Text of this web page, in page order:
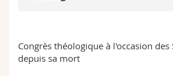
Congrès théologique à l'occasion des
depuis sa mort